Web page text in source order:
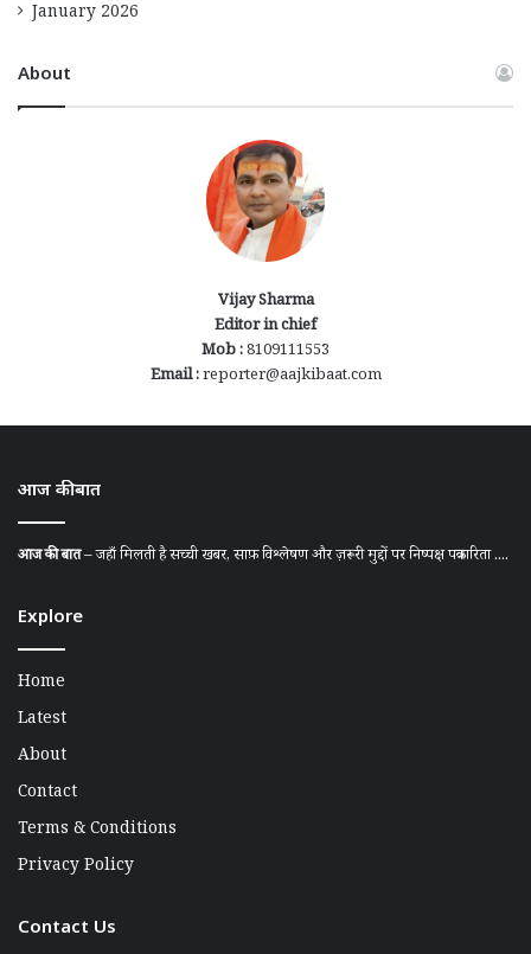
January 2026
About
Vijay Sharma
Editor in chief
Mob :8109111553
Email :reporter@aajkibaat.com
आज की बात
आज की बात– जहाँ मिलती है सच्ची खबर, साफ़ विश्लेषण और ज़रूरी मुद्दों पर निष्पक्ष पत्रकारिता ....
Explore
Home
Latest
About
Contact
Terms & Conditions
Privacy Policy
Contact Us